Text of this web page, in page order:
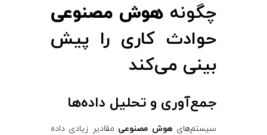
چگونه هوش مصنوعی
حوادث کاری را پیش
بینی می‌کند
جمع‌آوری و تحلیل داده‌ها
سیستم‌هایهوش مصنوعی مقادیر زیادی داده